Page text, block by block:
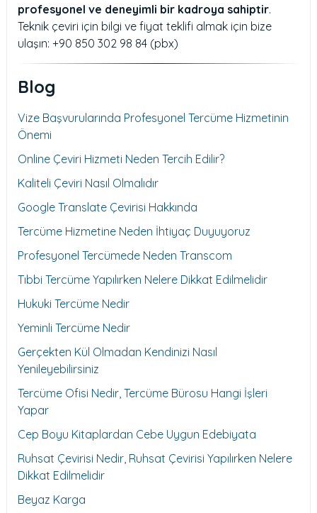
profesyonel ve deneyimli bir kadroya sahiptir.
Teknik çeviri için bilgi ve fiyat teklifi almak için bize
ulaşın: +90 850 302 98 84 (pbx)
Blog
Vize Başvurularında Profesyonel Tercüme Hizmetinin
Önemi
Online Çeviri Hizmeti Neden Tercih Edilir?
Kaliteli Çeviri Nasıl Olmalıdır
Google Translate Çevirisi Hakkında
Tercüme Hizmetine Neden İhtiyaç Duyuyoruz
Profesyonel Tercümede Neden Transcom
Tıbbi Tercüme Yapılırken Nelere Dikkat Edilmelidir
Hukuki Tercüme Nedir
Yeminli Tercüme Nedir
Gerçekten Kül Olmadan Kendinizi Nasıl
Yenileyebilirsiniz
Tercüme Ofisi Nedir, Tercüme Bürosu Hangi İşleri
Yapar
Cep Boyu Kitaplardan Cebe Uygun Edebiyata
Ruhsat Çevirisi Nedir, Ruhsat Çevirisi Yapılırken Nelere
Dikkat Edilmelidir
Beyaz Karga